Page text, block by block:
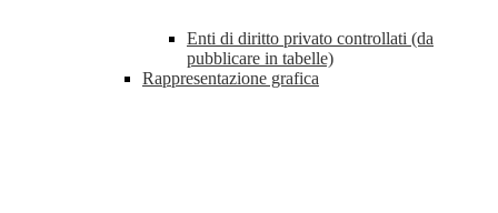
Enti di diritto privato controllati (da
pubblicare in tabelle)
Rappresentazione grafica